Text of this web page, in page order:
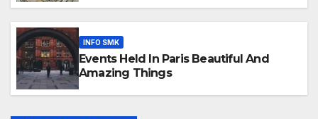
INFO SMK
Events Held In Paris Beautiful And
Amazing Things